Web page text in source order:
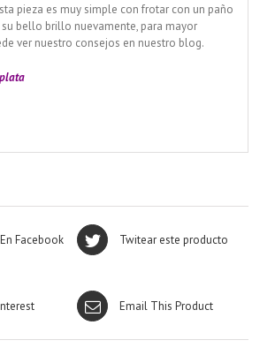
pieza es muy simple con frotar con un paño
bello brillo nuevamente, para mayor
ver nuestro consejos en nuestro blog.
Facebook Twitear este producto
Email This Product